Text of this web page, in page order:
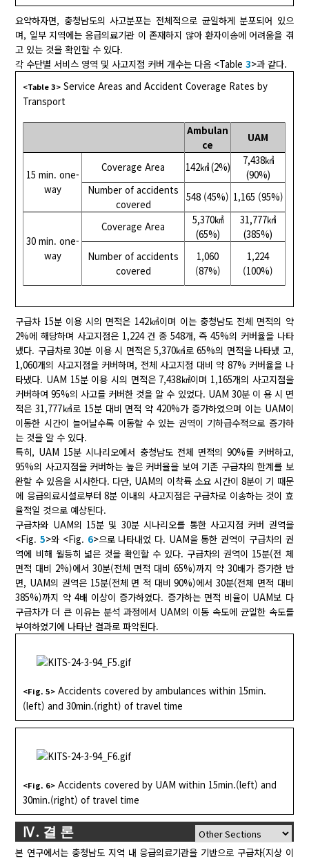
요약하자면, 충청남도의 사고분포는 전체적으로 균일하게 분포되어 있으
며, 일부 지역에는 응급의료기관 이 존재하지 않아 환자이송에 어려움을 겪
고 있는 것을 확인할 수 있다.
각 수단별 서비스 영역 및 사고지점 커버 개수는 다음 <Table3>과 같다.
<Table 3> Service Areas and Accident Coverage Rates by
Transport
Ambulan
ce
UAM
15 min. one-
way
Coverage Area 142㎢ (2%)
7,438㎢
(90%)
Number of accidents
covered
548 (45%) 1,165 (95%)
30 min. one-
way
Coverage Area
5,370㎢
(65%)
31,777㎢
(385%)
Number of accidents
covered
1,060
(87%)
1,224
(100%)
구급차 15분 이용 시의 면적은 142㎢이며 이는 충청남도 전체 면적의 약
2%에 해당하며 사고지점은 1,224 건 중 548개, 즉 45%의 커버율을 나타
냈다. 구급차로 30분 이용 시 면적은 5,370㎢로 65%의 면적을 나타냈 고,
1,060개의 사고지점을 커버하며, 전체 사고지점 대비 약 87% 커버율을 나
타냈다. UAM 15분 이용 시의 면적은 7,438㎢이며 1,165개의 사고지점을
커버하여 95%의 사고를 커버한 것을 알 수 있었다. UAM 30분 이 용 시 면
적은 31,777㎢로 15분 대비 면적 약 420%가 증가하였으며 이는 UAM이
이동한 시간이 늘어날수록 이동할 수 있는 권역이 기하급수적으로 증가하
는 것을 알 수 있다.
특히, UAM 15분 시나리오에서 충청남도 전체 면적의 90%를 커버하고,
95%의 사고지점을 커버하는 높은 커버율을 보여 기존 구급차의 한계를 보
완할 수 있음을 시사한다. 다만, UAM의 이착륙 소요 시간이 8분이 기 때문
에 응급의료시설로부터 8분 이내의 사고지점은 구급차로 이송하는 것이 효
율적일 것으로 예상된다.
구급차와 UAM의 15분 및 30분 시나리오를 통한 사고지점 커버 권역을
<Fig.5>와 <Fig. 6>으로 나타내었 다. UAM을 통한 권역이 구급차의 권
역에 비해 월등히 넓은 것을 확인할 수 있다. 구급차의 권역이 15분(전 체
면적 대비 2%)에서 30분(전체 면적 대비 65%)까지 약 30배가 증가한 반
면, UAM의 권역은 15분(전체 면 적 대비 90%)에서 30분(전체 면적 대비
385%)까지 약 4배 이상이 증가하였다. 증가하는 면적 비율이 UAM보 다
구급차가 더 큰 이유는 분석 과정에서 UAM의 이동 속도에 균일한 속도를
부여하였기에 나타난 결과로 파악된다.
<Fig. 5> Accidents covered by ambulances within 15min.
(left) and 30min.(right) of travel time
<Fig. 6> Accidents covered by UAM within 15min.(left) and
30min.(right) of travel time
Ⅳ. 결 론
본 연구에서는 충청남도 지역 내 응급의료기관을 기반으로 구급차(지상 이